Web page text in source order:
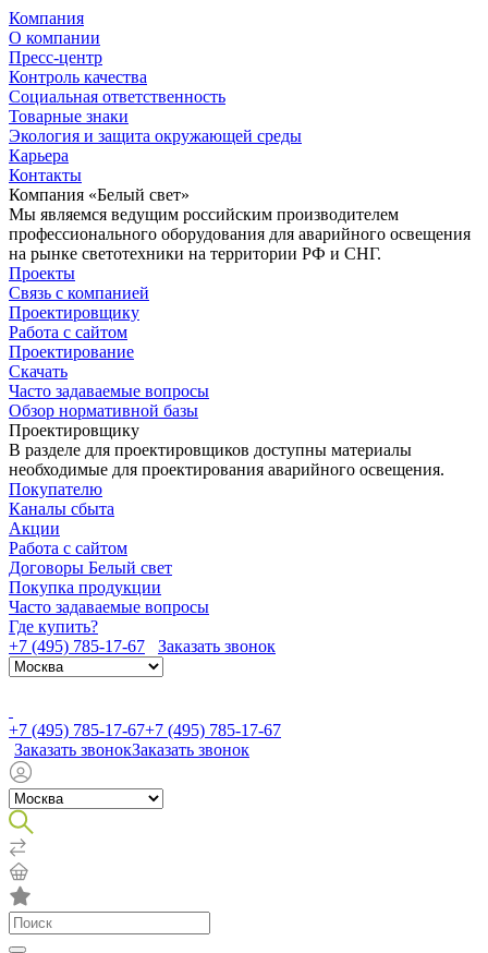
Компания
О компании
Пресс-центр
Контроль качества
Социальная ответственность
Товарные знаки
Экология и защита окружающей среды
Карьера
Контакты
Компания «Белый свет»
Мы являемся ведущим российским производителем
профессионального оборудования для аварийного освещения
на рынке светотехники на территории РФ и СНГ.
Проекты
Связь с компанией
Проектировщику
Работа с сайтом
Проектирование
Скачать
Часто задаваемые вопросы
Обзор нормативной базы
Проектировщику
В разделе для проектировщиков доступны материалы
необходимые для проектирования аварийного освещения.
Покупателю
Каналы сбыта
Акции
Работа с сайтом
Договоры Белый свет
Покупка продукции
Часто задаваемые вопросы
Где купить?
+7 (495) 785-17-67
Заказать звонок
+7 (495) 785-17-67+7 (495) 785-17-67
Заказать звонокЗаказать звонок